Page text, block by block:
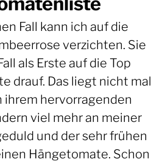
Fall kann ich auf die
verzichten. Sie
als Erste auf die Top
drauf. Das liegt nicht mal
ihrem hervorragenden
viel mehr an meiner
und der sehr frühen
Hängetomate. Schon